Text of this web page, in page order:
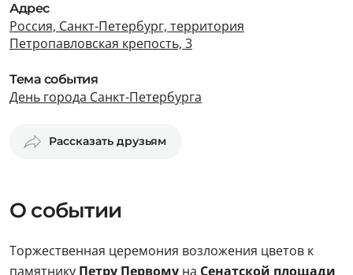
Адрес
Россия, Санкт-Петербург, территория
Петропавловская крепость, 3
Тема события
День города Санкт-Петербурга
Рассказать друзьям
О событии
Торжественная церемония возложения цветов к
памятнику Петру Первому на Сенатской площади